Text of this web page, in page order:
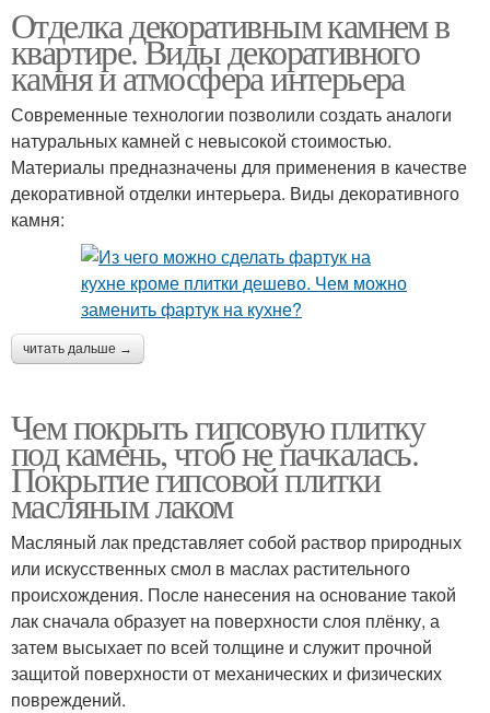
Натуральные камни Плитка из гипса
Камень на улице Камень в интерьере
Камень в коридоре
Отделка декоративным камнем в
квартире. Виды декоративного
камня и атмосфера интерьера
Современные технологии позволили создать аналоги
натуральных камней с невысокой стоимостью.
Материалы предназначены для применения в качестве
декоративной отделки интерьера. Виды декоративного
камня:
читать дальше →
Чем покрыть гипсовую плитку
под камень, чтоб не пачкалась.
Покрытие гипсовой плитки
масляным лаком
Масляный лак представляет собой раствор природных
или искусственных смол в маслах растительного
происхождения. После нанесения на основание такой
лак сначала образует на поверхности слоя плёнку, а
затем высыхает по всей толщине и служит прочной
защитой поверхности от механических и физических
повреждений.